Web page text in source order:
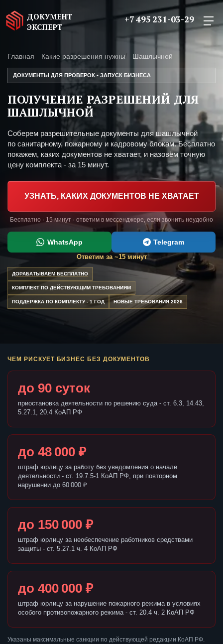
ДОКУМЕНТ
ЭКСПЕРТ
+7 495 231-03-29
Главная Какие разрешения нужны Шашлычной
ДОКУМЕНТЫ ДЛЯ ПРОВЕРОК • ЗАПУСК БИЗНЕСА
ПОЛУЧЕНИЕ РАЗРЕШЕНИЙ ДЛЯ
ШАШЛЫЧНОЙ
Соберем разрешительные документы для шашлычной
по санитарному, пожарному и кадровому блокам. Бесплатно
покажем, каких документов не хватает, и назовём точную
цену комплекта - за 15 минут.
УЗНАТЬ, КАКИХ ДОКУМЕНТОВ НЕ ХВАТАЕТ
Бесплатно · 15 минут · ответим в мессенджере, если звонить неудобно
WhatsApp Telegram
Ответим за ~15 минут
ДОРАБАТЫВАЕМ БЕСПЛАТНО
КОМПЛЕКТ ПО ДЕЙСТВУЮЩИМ ТРЕБОВАНИЯМ
ПОДДЕРЖКА ПО КОМПЛЕКТУ - 1 ГОД НОВЫЕ ТРЕБОВАНИЯ 2026
ЧЕМ РИСКУЕТ БИЗНЕС БЕЗ ДОКУМЕНТОВ
до 90 суток
приостановка деятельности по решению суда - ст. 6.3, 14.43,
5.27.1, 20.4 КоАП РФ
до 48 000 ₽
штраф юрлицу за работу без уведомления о начале
деятельности - ст. 19.7.5-1 КоАП РФ, при повторном
нарушении до 60 000 ₽
до 150 000 ₽
штраф юрлицу за необеспечение работников средствами
защиты - ст. 5.27.1 ч. 4 КоАП РФ
до 400 000 ₽
штраф юрлицу за нарушение пожарного режима в условиях
особого противопожарного режима - ст. 20.4 ч. 2 КоАП РФ
Указаны максимальные санкции по действующей редакции КоАП РФ.